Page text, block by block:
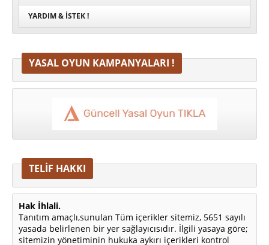
YARDIM & İSTEK !
YASAL OYUN KAMPANYALARI !
TELİF HAKKI
Hak İhlali.
Tanıtım amaçlı,sunulan Tüm içerikler sitemiz, 5651 sayılı
yasada belirlenen bir yer sağlayıcısıdır. İlgili yasaya göre;
sitemizin yönetiminin hukuka aykırı içerikleri kontrol